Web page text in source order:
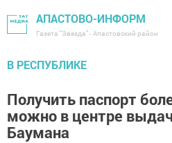
АПАСТОВО-ИНФОРМ
Газета "Звезда" - Апастовский район
В РЕСПУБЛИКЕ
Получить паспорт
можно в центре
Баумана